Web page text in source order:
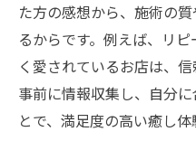
た方の感想から、施術の
るからです。例えば、リ
く愛されているお店は、
事前に情報収集し、自分
とで、満足度の高い癒し体